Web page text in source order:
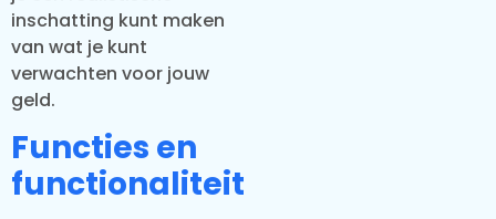
inschatting kunt maken
van wat je kunt
verwachten voor jouw
geld.
Functies en
functionaliteit